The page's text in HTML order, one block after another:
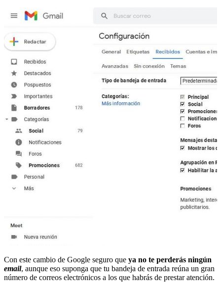
Con este cambio de Google seguro que ya no te perderás ningún
email, aunque eso suponga que tu bandeja de entrada reúna un gran
número de correos electrónicos a los que habrás de prestar atención.